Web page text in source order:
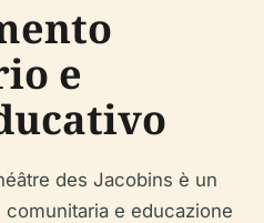
e
des Jacobins è un
e educazione